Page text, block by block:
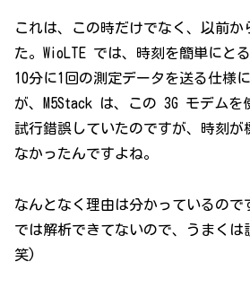
これは、この時だけでなく、以前か
た。WioLTE では、時刻を簡単にと
10分に1回の測定データを送る仕様
が、M5Stack は、この 3G モデムを
試行錯誤していたのですが、時刻が
なかったんですよね。
なんとなく理由は分かっているので
では解析できてないので、うまく
笑)